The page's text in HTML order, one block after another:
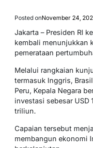
Posted onNovember 24,
Jakarta – Presiden RI
kembali menunjukkan
pemerataan
Melalui rangkaian
termasuk Inggris,
Peru, Kepala Negara
investasi sebesar USD
triliun.
Capaian tersebut
membangun ekonomi